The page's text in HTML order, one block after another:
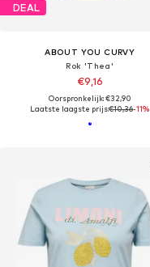
DEAL
ABOUT YOU CURVY
Rok 'Thea'
€9,16
Oorspronkelijk: €32,90
Laatste laagste prijs:€10,36-11%